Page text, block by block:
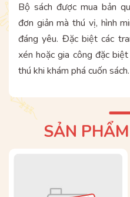
Bộ sách được mua bản
đơn giản mà thú vị, hình
đáng yêu. Đặc biệt các
xén hoặc gia công đặc
thú khi khám phá cuốn sách.
SẢN